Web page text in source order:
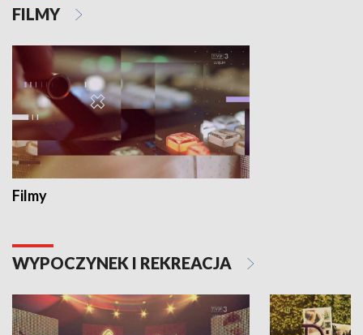
FILMY
Filmy
WYPOCZYNEK I REKREACJA